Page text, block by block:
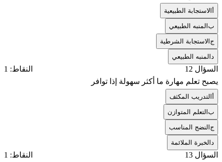
الاستجابة الطبيعية
بالمنبه الطبيعي
جالاستجابة الشرطية
المنبه الطبيعي
السؤال 12
النقاط: 1
يصبح تعلم مهارة ما أكثر سهولة إذا توافر
التدريب المكثف
بالتعلم المتوازن
جالنضج المناسب
الخبرة الملائمة
السؤال 13
النقاط: 1